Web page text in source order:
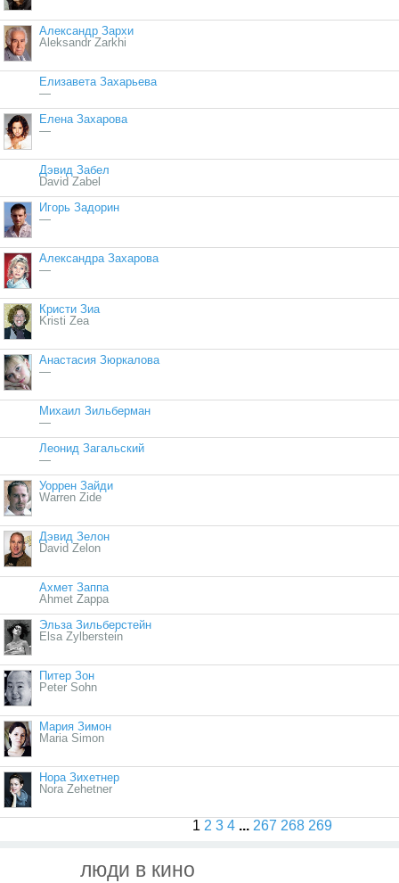
Александр Зархи
Aleksandr Zarkhi
Елизавета Захарьева
—
Елена Захарова
—
Дэвид Забел
David Zabel
Игорь Задорин
—
Александра Захарова
—
Кристи Зиа
Kristi Zea
Анастасия Зюркалова
—
Михаил Зильберман
—
Леонид Загальский
—
Уоррен Зайди
Warren Zide
Дэвид Зелон
David Zelon
Ахмет Заппа
Ahmet Zappa
Эльза Зильберстейн
Elsa Zylberstein
Питер Зон
Peter Sohn
Мария Зимон
Maria Simon
Нора Зихетнер
Nora Zehetner
1 2 3 4 ... 267 268 269
люди в кино